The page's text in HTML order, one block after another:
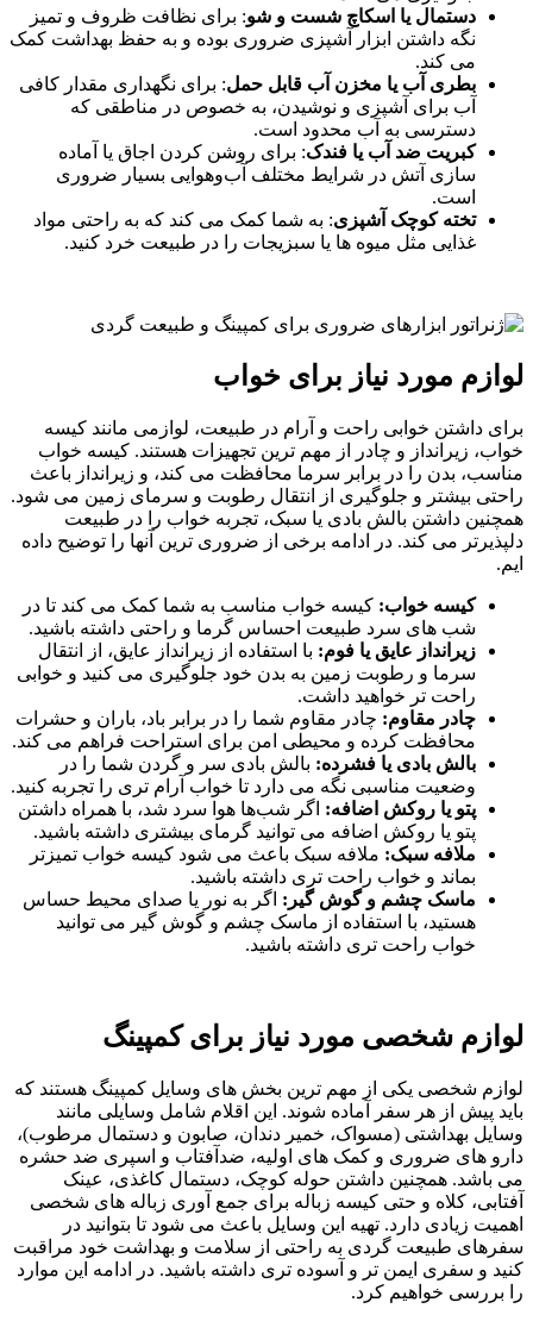
دستمال یا اسکاچ شست ‌و شو: برای نظافت ظروف و تمیز
نگه داشتن ابزار آشپزی ضروری بوده و به حفظ بهداشت کمک
می‌ کند.
بطری آب یا مخزن آب قابل حمل: برای نگهداری مقدار کافی
آب برای آشپزی و نوشیدن، به خصوص در مناطقی که
دسترسی به آب محدود است.
کبریت ضد آب یا فندک: برای روشن کردن اجاق یا آماده
‌سازی آتش در شرایط مختلف آب‌وهوایی بسیار ضروری
است.
تخته کوچک آشپزی: به شما کمک می‌ کند که به راحتی مواد
غذایی مثل میوه‌ ها یا سبزیجات را در طبیعت خرد کنید.
لوازم مورد نیاز برای خواب
برای داشتن خوابی راحت و آرام در طبیعت، لوازمی مانند کیسه
خواب، زیرانداز و چادر از مهم ‌ترین تجهیزات هستند. کیسه خواب
مناسب، بدن را در برابر سرما محافظت می‌ کند، و زیرانداز باعث
راحتی بیشتر و جلوگیری از انتقال رطوبت و سرمای زمین می ‌شود.
همچنین داشتن بالش بادی یا سبک، تجربه خواب را در طبیعت
دلپذیرتر می‌ کند. در ادامه برخی از ضروری ترین آنها را توضیح داده
ایم.
کیسه خواب: کیسه خواب مناسب به شما کمک می‌ کند تا در
شب ‌های سرد طبیعت احساس گرما و راحتی داشته باشید.
زیرانداز عایق یا فوم: با استفاده از زیرانداز عایق، از انتقال
سرما و رطوبت زمین به بدن خود جلوگیری می‌ کنید و خوابی
راحت تر خواهید داشت.
چادر مقاوم: چادر مقاوم شما را در برابر باد، باران و حشرات
محافظت کرده و محیطی امن برای استراحت فراهم می ‌کند.
بالش بادی یا فشرده: بالش بادی سر و گردن شما را در
وضعیت مناسبی نگه می‌ دارد تا خواب آرام‌ تری را تجربه کنید.
پتو یا روکش اضافه: اگر شب‌ها هوا سرد شد، با همراه داشتن
پتو یا روکش اضافه می‌ توانید گرمای بیشتری داشته باشید.
ملافه سبک: ملافه سبک باعث می‌ شود کیسه خواب تمیزتر
بماند و خواب راحت ‌تری داشته باشید.
ماسک چشم و گوش ‌گیر: اگر به نور یا صدای محیط حساس
هستید، با استفاده از ماسک چشم و گوش ‌گیر می‌ توانید
خواب راحت‌ تری داشته باشید.
لوازم شخصی مورد نیاز برای کمپینگ
لوازم شخصی یکی از مهم ‌ترین بخش‌ های وسایل کمپینگ هستند که
باید پیش از هر سفر آماده شوند. این اقلام شامل وسایلی مانند
وسایل بهداشتی (مسواک، خمیر دندان، صابون و دستمال مرطوب)،
دارو های ضروری و کمک‌ های اولیه، ضدآفتاب و اسپری ضد حشره
می‌ باشد. همچنین داشتن حوله کوچک، دستمال کاغذی، عینک
آفتابی، کلاه و حتی کیسه زباله برای جمع ‌آوری زباله‌ های شخصی
اهمیت زیادی دارد. تهیه این وسایل باعث می ‌شود تا بتوانید در
سفرهای طبیعت ‌گردی به راحتی از سلامت و بهداشت خود مراقبت
کنید و سفری ایمن ‌تر و آسوده ‌تری داشته باشید. در ادامه این موارد
را بررسی خواهیم کرد.